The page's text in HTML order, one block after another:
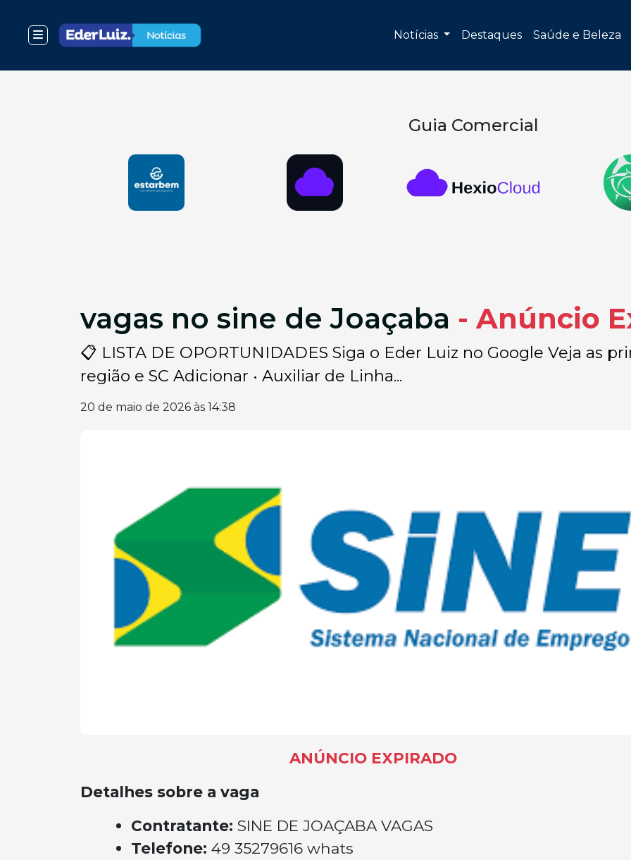
Notícias Destaques Saúde e Beleza
Guia Comercial
vagas no sine de Joaçaba - Anúncio
📋 LISTA DE OPORTUNIDADES Siga o Eder Luiz no Google Veja as
região e SC Adicionar • Auxiliar de Linha...
20 de maio de 2026 às 14:38
ANÚNCIO EXPIRADO
Detalhes sobre a vaga
Contratante: SINE DE JOAÇABA VAGAS
Telefone: 49 35279616 whats